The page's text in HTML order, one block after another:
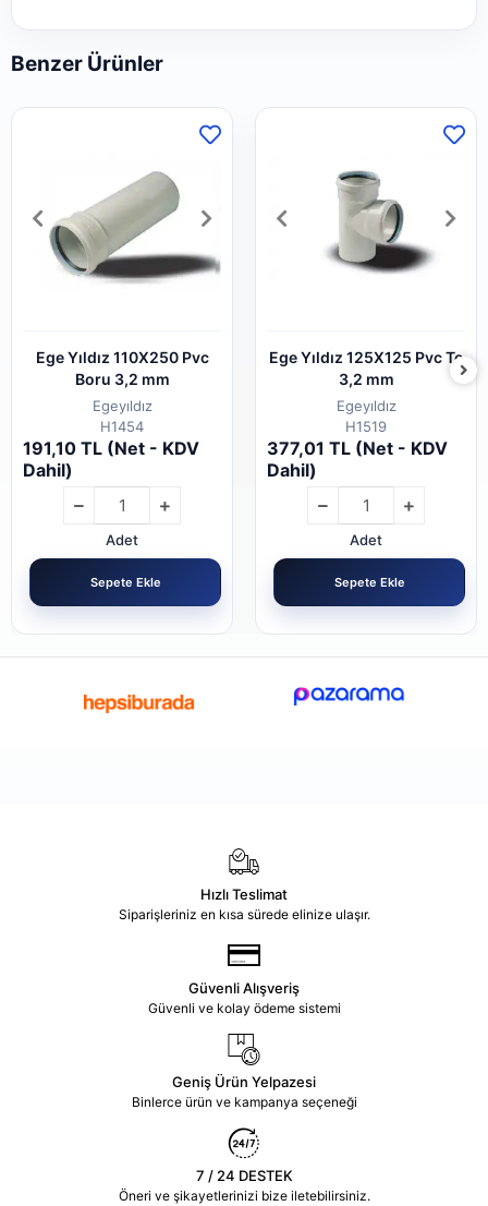
Benzer Ürünler
Ege Yıldız 110X250 Pvc
Boru 3,2 mm
Egeyıldız
H1454
191,10 TL (Net - KDV
Dahil)
Adet
Sepete Ekle
Ege Yıldız 125X125 Pvc Te
3,2 mm
Egeyıldız
H1519
377,01 TL (Net - KDV
Dahil)
Adet
Sepete Ekle
Hızlı Teslimat
Siparişleriniz en kısa sürede elinize ulaşır.
Güvenli Alışveriş
Güvenli ve kolay ödeme sistemi
Geniş Ürün Yelpazesi
Binlerce ürün ve kampanya seçeneği
7 / 24 DESTEK
Öneri ve şikayetlerinizi bize iletebilirsiniz.